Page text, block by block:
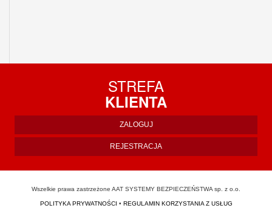
STREFA
KLIENTA
ZALOGUJ
REJESTRACJA
Wszelkie prawa zastrzeżone AAT SYSTEMY BEZPIECZEŃSTWA sp. z o.o.
POLITYKA PRYWATNOŚCI • REGULAMIN KORZYSTANIA Z USŁUG